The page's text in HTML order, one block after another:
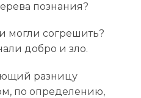
познания?
могли согрешить?
добро и зло.
разницу
по определению,